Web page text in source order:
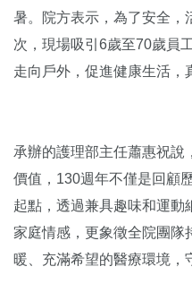
暑。院方表示，為了安全，
次，現場吸引6歲至70歲員
走向戶外，促進健康生活，
承辦的護理部主任蕭惠祝說
價值，130週年不僅是回顧
起點，透過兼具趣味和運
家庭情感，更象徵全院團隊
暖、充滿希望的醫療環境，